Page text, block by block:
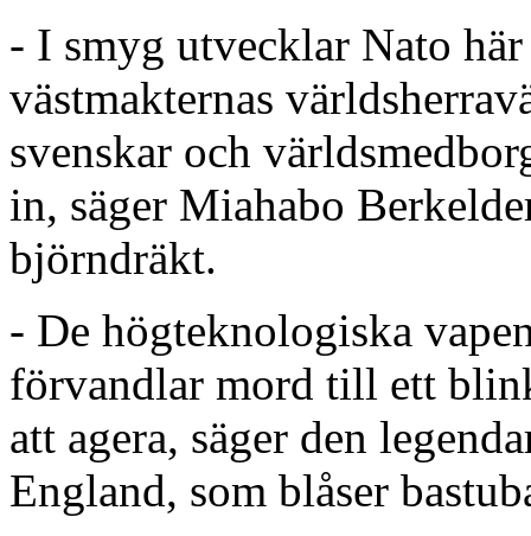
- I smyg utvecklar Nato
västmakternas
svenskar och
in, säger Miahabo
björndräkt.
- De högteknologiska
förvandlar mord till ett
att agera, säger den
England, som blåser